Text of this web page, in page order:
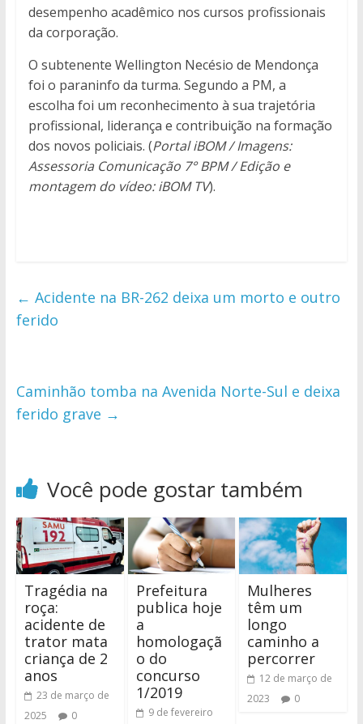
desempenho acadêmico nos cursos profissionais
da corporação.
O subtenente Wellington Necésio de Mendonça
foi o paraninfo da turma. Segundo a PM, a
escolha foi um reconhecimento à sua trajetória
profissional, liderança e contribuição na formação
dos novos policiais. (Portal iBOM / Imagens:
Assessoria Comunicação 7° BPM / Edição e
montagem do vídeo: iBOM TV).
← Acidente na BR-262 deixa um morto e outro
ferido
Caminhão tomba na Avenida Norte-Sul e deixa
ferido grave →
Você pode gostar também
Tragédia na
roça:
acidente de
trator mata
criança de 2
anos
23 de março de
2025
0
Prefeitura
publica hoje
a
homologaçã
o do
concurso
1/2019
9 de fevereiro
Mulheres
têm um
longo
caminho a
percorrer
12 de março de
2023
0